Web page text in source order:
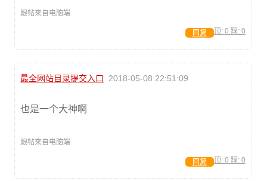
跟帖来自电脑端
顶: 0 踩: 0
回复
最全网站目录提交入口 2018-05-08 22:51:09
也是一个大神啊
跟帖来自电脑端
顶: 0 踩: 0
回复